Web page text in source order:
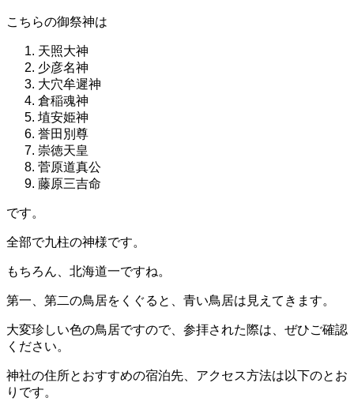
こちらの御祭神は
天照大神
少彦名神
大穴牟遲神
倉稲魂神
埴安姫神
誉田別尊
崇徳天皇
菅原道真公
藤原三吉命
です。
全部で九柱の神様です。
もちろん、北海道一ですね。
第一、第二の鳥居をくぐると、青い鳥居は見えてきます。
大変珍しい色の鳥居ですので、参拝された際は、ぜひご確認
ください。
神社の住所とおすすめの宿泊先、アクセス方法は以下のとお
りです。